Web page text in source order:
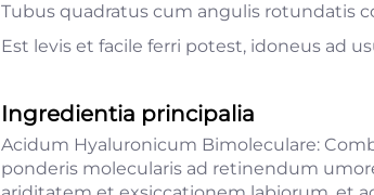
Tubus quadratus cum angulis rotundatis
Est levis et facile ferri potest, idoneus ad
Ingredientia principalia
Acidum Hyaluronicum Bimoleculare:
ponderis molecularis ad retinendum